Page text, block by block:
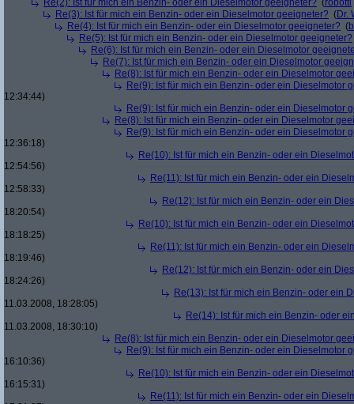
Re(2): Ist für mich ein Benzin- oder ein Dieselmotor geeigneter? (robotti
Re(3): Ist für mich ein Benzin- oder ein Dieselmotor geeigneter? (Dr.
Re(4): Ist für mich ein Benzin- oder ein Dieselmotor geeigneter? (
Re(5): Ist für mich ein Benzin- oder ein Dieselmotor geeigneter?
Re(6): Ist für mich ein Benzin- oder ein Dieselmotor
Re(7): Ist für mich ein Benzin- oder ein Dieselmotor
Re(8): Ist für mich ein Benzin- oder ein Dieselmotor
Re(9): Ist für mich ein Benzin- oder ein Dieselmotor
12:34:44)
Re(9): Ist für mich ein Benzin- oder ein Dieselmotor
Re(8): Ist für mich ein Benzin- oder ein Dieselmotor
Re(9): Ist für mich ein Benzin- oder ein Dieselmotor
12:36:18)
Re(10): Ist für mich ein Benzin- oder ein
12:54:56)
Re(11): Ist für mich ein Benzin- oder ein
12:58:33)
Re(12): Ist für mich ein Benzin- oder ein
18:20:54)
Re(10): Ist für mich ein Benzin- oder ein
18:18:25)
Re(11): Ist für mich ein Benzin- oder ein
18:19:46)
Re(12): Ist für mich ein Benzin- oder ein
18:24:26)
Re(13): Ist für mich ein Benzin- oder ein
11.03.2008, 18:28:05)
Re(14): Ist für mich ein Benzin- oder
11.03.2008, 18:30:10)
Re(8): Ist für mich ein Benzin- oder ein Dieselmotor
Re(9): Ist für mich ein Benzin- oder ein Dieselmotor
16:10:36)
Re(10): Ist für mich ein Benzin- oder ein
16:15:31)
Re(11): Ist für mich ein Benzin- oder ein